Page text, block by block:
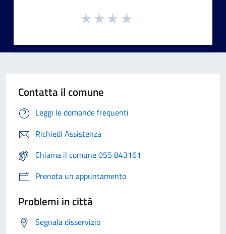
Contatta il comune
Leggi le domande frequenti
Richiedi Assistenza
Chiama il comune 055 843161
Prenota un appuntamento
Problemi in città
Segnala disservizio